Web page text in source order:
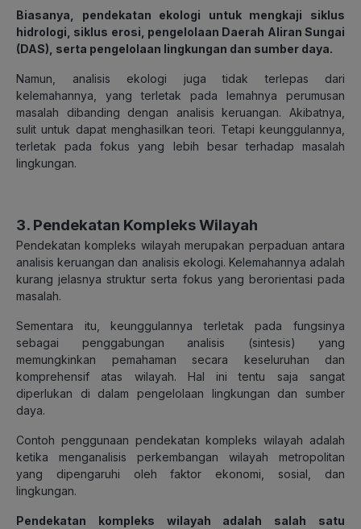
Biasanya, pendekatan ekologi untuk mengkaji siklus
hidrologi, siklus erosi, pengelolaan Daerah Aliran Sungai
(DAS), serta pengelolaan lingkungan dan sumber daya.
Namun, analisis ekologi juga tidak terlepas dari
kelemahannya, yang terletak pada lemahnya perumusan
masalah dibanding dengan analisis keruangan. Akibatnya,
sulit untuk dapat menghasilkan teori. Tetapi keunggulannya,
terletak pada fokus yang lebih besar terhadap masalah
lingkungan.
3. Pendekatan Kompleks Wilayah
Pendekatan kompleks wilayah merupakan perpaduan antara
analisis keruangan dan analisis ekologi. Kelemahannya adalah
kurang jelasnya struktur serta fokus yang berorientasi pada
masalah.
Sementara itu, keunggulannya terletak pada fungsinya
sebagai penggabungan analisis (sintesis) yang
memungkinkan pemahaman secara keseluruhan dan
komprehensif atas wilayah. Hal ini tentu saja sangat
diperlukan di dalam pengelolaan lingkungan dan sumber
daya.
Contoh penggunaan pendekatan kompleks wilayah adalah
ketika menganalisis perkembangan wilayah metropolitan
yang dipengaruhi oleh faktor ekonomi, sosial, dan
lingkungan.
Pendekatan kompleks wilayah adalah salah satu